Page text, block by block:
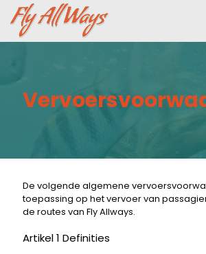
De volgende algemene
toepassing op het vervoer van
de routes van Fly Allways.
Artikel 1 Definities